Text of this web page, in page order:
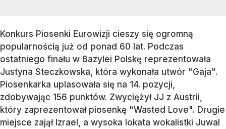
Konkurs Piosenki Eurowizji cieszy się ogromną
popularnością już od ponad 60 lat. Podczas
ostatniego finału w Bazylei Polskę reprezentowała
Justyna Steczkowska, która wykonała utwór "Gaja".
Piosenkarka uplasowała się na 14. pozycji,
zdobywając 156 punktów. Zwyciężył JJ z Austrii,
który zaprezentował piosenkę "Wasted Love". Drugie
miejsce zajął Izrael, a wysoka lokata wokalistki Juwal